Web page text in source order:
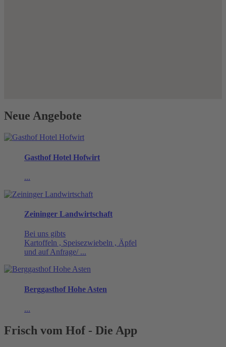
Neue Angebote
Gasthof Hotel Hofwirt
...
Zeininger Landwirtschaft
Bei uns gibts
Kartoffeln , Speisezwiebeln , Äpfel
und auf Anfrage/ ...
Berggasthof Hohe Asten
...
Frisch vom Hof - Die App